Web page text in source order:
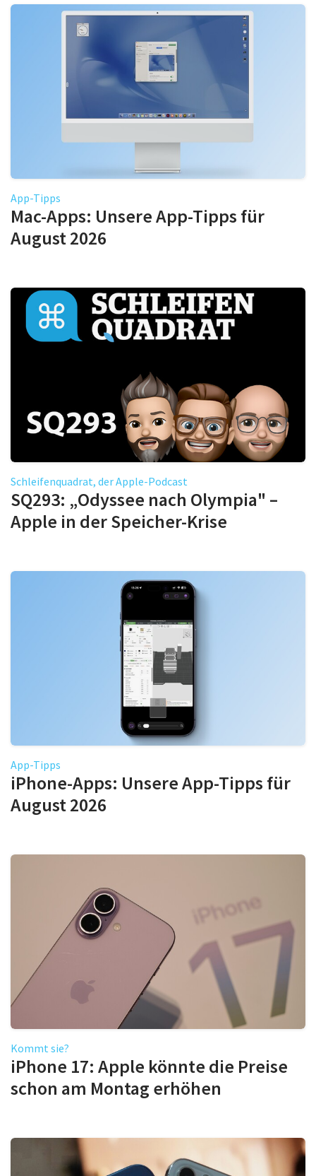
App-Tipps
Mac-Apps: Unsere App-Tipps für
August 2026
Schleifenquadrat, der Apple-Podcast
SQ293: „Odyssee nach Olympia" –
Apple in der Speicher-Krise
App-Tipps
iPhone-Apps: Unsere App-Tipps für
August 2026
Kommt sie?
iPhone 17: Apple könnte die Preise
schon am Montag erhöhen